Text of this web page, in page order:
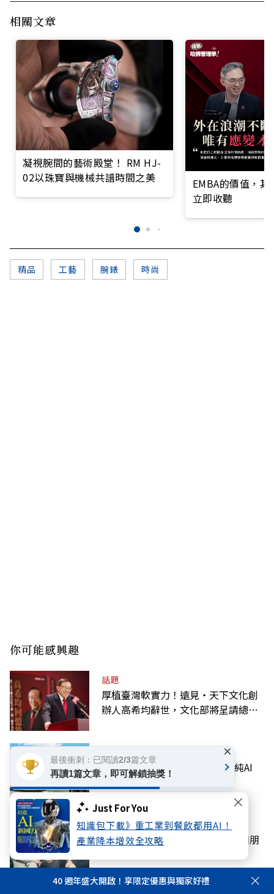
Just For You
知識包下載》重工業到餐飲都用AI！
產業降本增效全攻略
相關文章
凝視腕間的藝術殿堂！ RM HJ-
02以珠寶與機械共譜時間之美
EMBA的價值，
立即收聽
精品 工藝 腕錶 時尚
你可能感興趣
話題
厚植臺灣軟實力！遠見‧天下文化創
辦人高希均辭世，文化部將呈請總統
川湖股價破1萬大關！「台股最純AI
股」做什麼？下半年需求續強
話題
張作錦憶別高希均：50年的作者和朋
40 週年盛大開啟！享限定優惠與獨家好禮
最後衝刺：已閱讀2/3篇文章
再讀1篇文章，即可解鎖抽獎！
×